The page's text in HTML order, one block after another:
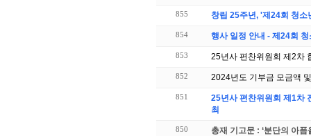
855 창립 25주년, '제24회 청소
854 행사 일정 안내 - 제24회
853 25년사 편찬위원회 제2차
852 2024년도 기부금 모금액
851
25년사 편찬위원회 제1차 전체회의(3월 5일)
최
850 총재 기고문 : ‘분단의 아